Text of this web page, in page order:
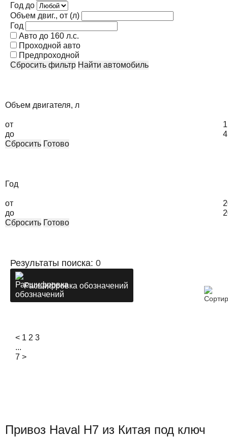
Год до
Объем двиг., от (л)
Год
Авто до 160 л.с.
Проходной авто
Предпроходной
Сбросить фильтр
Найти автомобиль
Объем двигателя, л
от
до
Сбросить Готово
Год
от
до
Сбросить Готово
Результаты поиска: 0
Расшифровка обозначений
< 1 2 3
...
7 >
Привоз Haval H7 из Китая под ключ